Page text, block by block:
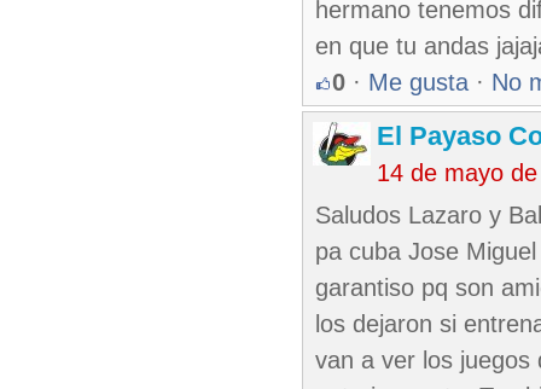
hermano tenemos
en que tu andas
0 · Me gusta · No
El Payaso
14 de mayo
Saludos Lazaro y
pa cuba Jose
garantiso pq son
los dejaron si
van a ver los juegos